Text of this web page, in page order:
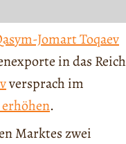
Jomart Toqaev
in das Reich
versprach im
.
Marktes zwei